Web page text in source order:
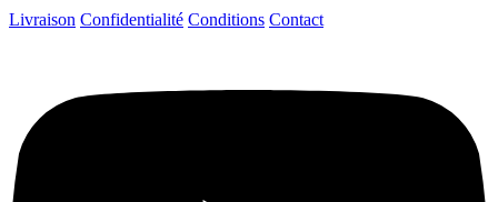
Livraison Confidentialité Conditions Contact